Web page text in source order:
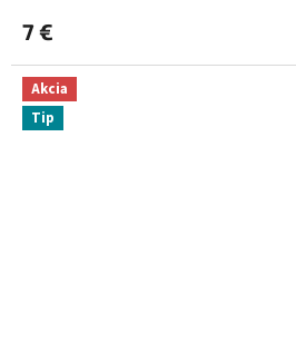
7 €
Akcia
Tip